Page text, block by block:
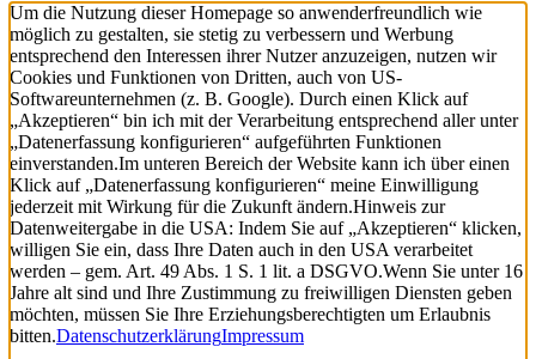
Um die Nutzung dieser Homepage so anwenderfreundlich wie
möglich zu gestalten, sie stetig zu verbessern und Werbung
entsprechend den Interessen ihrer Nutzer anzuzeigen, nutzen wir
Cookies und Funktionen von Dritten, auch von US-
Softwareunternehmen (z. B. Google). Durch einen Klick auf
„Akzeptieren“ bin ich mit der Verarbeitung entsprechend aller unter
„Datenerfassung konfigurieren“ aufgeführten Funktionen
einverstanden.Im unteren Bereich der Website kann ich über einen
Klick auf „Datenerfassung konfigurieren“ meine Einwilligung
jederzeit mit Wirkung für die Zukunft ändern.Hinweis zur
Datenweitergabe in die USA: Indem Sie auf „Akzeptieren“ klicken,
willigen Sie ein, dass Ihre Daten auch in den USA verarbeitet
werden – gem. Art. 49 Abs. 1 S. 1 lit. a DSGVO.Wenn Sie unter 16
Jahre alt sind und Ihre Zustimmung zu freiwilligen Diensten geben
möchten, müssen Sie Ihre Erziehungsberechtigten um Erlaubnis
bitten.DatenschutzerklärungImpressum